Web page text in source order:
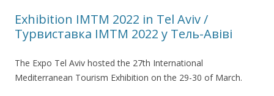
Exhibition IMTM 2022 in Tel Aviv /
Турвиставка IMTM 2022 у Тель-Авіві
The Expo Tel Aviv hosted the 27th International
Mediterranean Tourism Exhibition on the 29-30 of March.